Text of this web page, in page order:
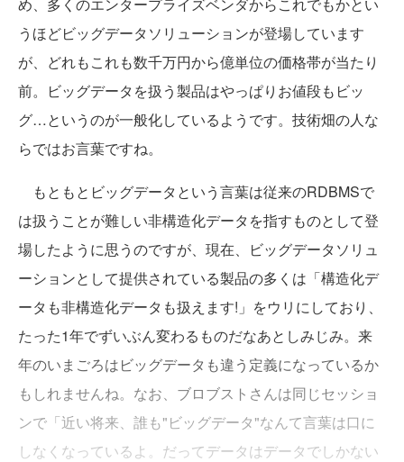
うほどビッグデータソリューションが登場しています
が、どれもこれも数千万円から億単位の価格帯が当たり
前。ビッグデータを扱う製品はやっぱりお値段もビッ
グ…というのが一般化しているようです。技術畑の人な
らではお言葉ですね。
もともとビッグデータという言葉は従来のRDBMSで
は扱うことが難しい非構造化データを指すものとして登
場したように思うのですが、現在、ビッグデータソリュ
ーションとして提供されている製品の多くは「構造化デ
ータも非構造化データも扱えます!」をウリにしており、
たった1年でずいぶん変わるものだなあとしみじみ。来
年のいまごろはビッグデータも違う定義になっているか
もしれませんね。なお、ブロブストさんは同じセッショ
ンで「近い将来、誰も"ビッグデータ"なんて言葉は口に
しなくなっているよ。だってデータはデータでしかない